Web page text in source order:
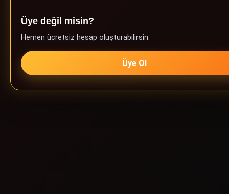
Üye değil misin?
Hemen ücretsiz hesap oluşturabilirsin.
Üye Ol